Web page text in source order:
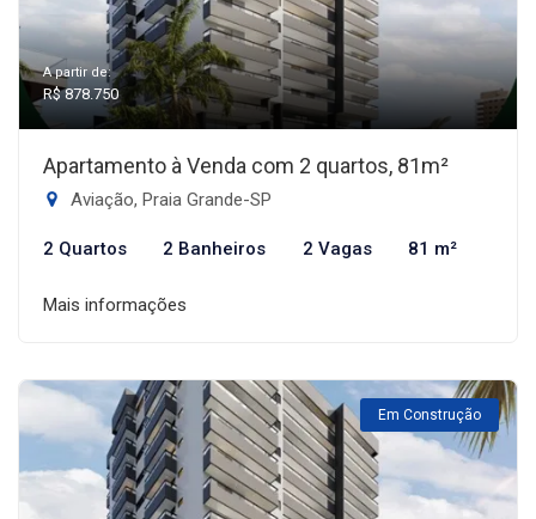
A partir de:
R$ 878.750
Apartamento à Venda com 2 quartos, 81m²
Aviação, Praia Grande-SP
2 Quartos 2 Banheiros 2 Vagas 81 m²
Mais informações
Em Construção